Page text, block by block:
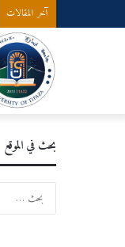
آخر المقالات
بحث في الموقع